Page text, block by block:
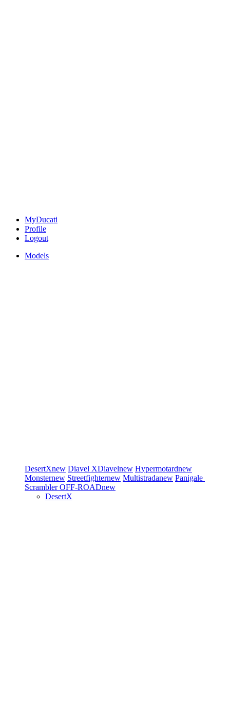
MyDucati
Profile
Logout
Models
DesertXnew Diavel XDiavelnew Hypermotardnew
Monsternew Streetfighternew Multistradanew Panigale
ScramblerOFF-ROADnew
DesertX